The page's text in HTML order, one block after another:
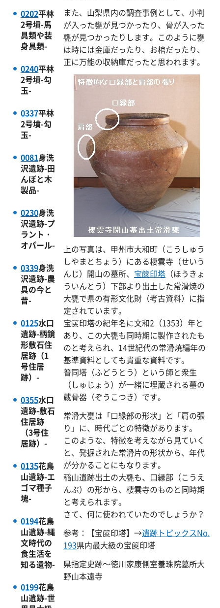
0202平林
2号墳-馬
具類や装
身具類-
0240平林
2号墳-勾
玉-
0337平林
2号墳-勾
玉-
0081身洗
沢遺跡-田
んぼと木
製品-
0230身洗
沢遺跡-プ
ラント・
オパール-
0339身洗
沢遺跡-農
具の今と
昔-
0125水口
遺跡-柄鏡
形敷石住
居跡（1
号住居
跡）-
0355水口
遺跡-敷石
住居跡
（3号住
居跡）-
0135花鳥
山遺跡-エ
ゴマ種子
塊-
0194花鳥
山遺跡-縄
文時代の
食生活を
知る遺物-
0199花鳥
山遺跡-世
また、山梨県内の調査事例として、小判
が入った甕が見つかったり、骨が入った
甕が見つかったりします。このように甕
は時には金庫だったり、お棺だったり、
正に万能の収納庫だったと思われます。
上の写真は、甲州市大和町（こうしゅう
しやまとちょう）にある棲雲寺（せいう
んじ）開山の墓所、 宝篋印塔 （ほうきょ
ういんとう）下部より出土した常滑焼の
大甕で県の有形文化財（考古資料）に指
定されています。
宝篋印塔の紀年名に文和2（1353）年と
あり、この大甕も同時期に製作されたも
のと考えられ、14世紀代の常滑焼編年の
基準資料としても貴重な資料です。
普同塔（ふどうとう）という師と衆生
（しゅじょう）が一緒に埋蔵される墓の
蔵骨器（ぞうこつき）です。
常滑大甕は「口縁部の形状」と「肩の張
り」に、時代ごとの特徴があります。
このような、特徴を考えながら見ていく
と、発掘された常滑片の形状から、年代
が分かることにもなります。
稲山遺跡出土の大甕も、口縁部（こうえ
んぶ）の形から、棲雲寺のものと同時期
と考えられます。
さて、何に使われていたのでしょうか？
参考：【宝篋印塔】→遺跡トピックスNo.
193県内最大級の宝篋印塔
県指定史跡～徳川家康側室養珠院墓所大
野山本遠寺